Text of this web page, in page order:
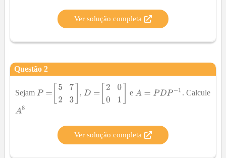
Ver solução completa
Questão 2
Sejam , e . Calcule
Ver solução completa